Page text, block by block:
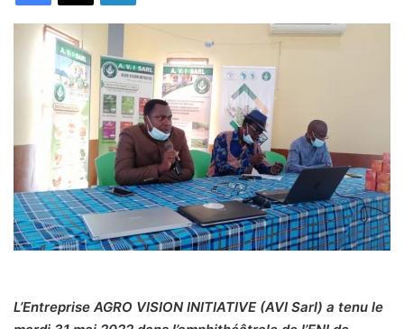
L’Entreprise AGRO VISION INITIATIVE (AVI Sarl) a tenu le